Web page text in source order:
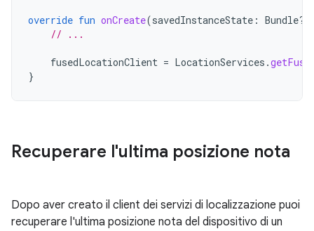
override fun onCreate(savedInstanceState : Bundle?)
// ...
fusedLocationClient = LocationServices .
}
Recuperare l'ultima posizione nota
Dopo aver creato il client dei servizi di localizzazione puoi
recuperare l'ultima posizione nota del dispositivo di un